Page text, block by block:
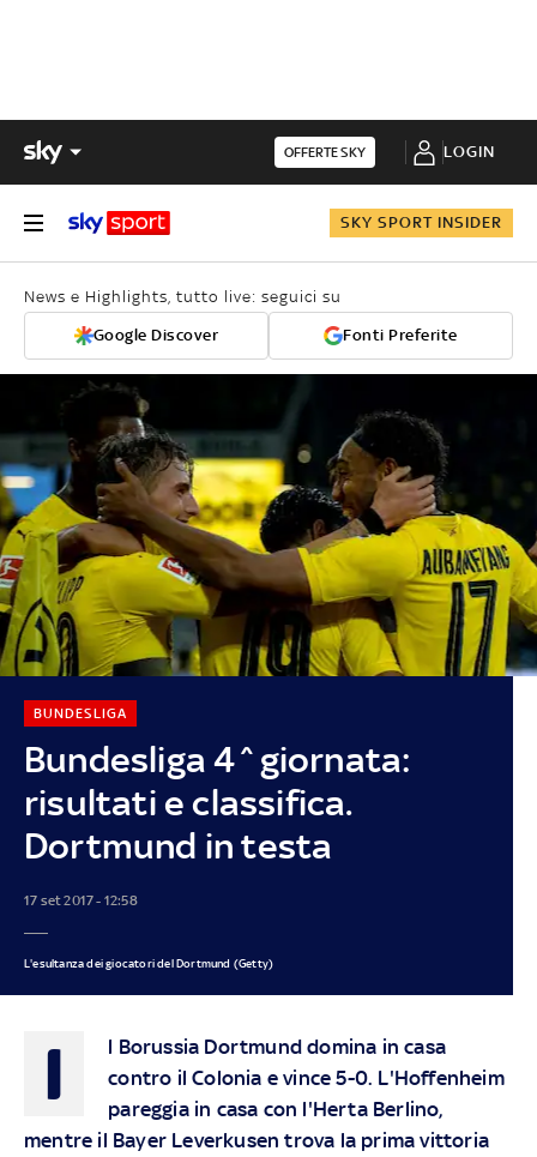
OFFERTE SKY LOGIN
SKY SPORT INSIDER
News e Highlights, tutto live: seguici su
Google Discover Fonti Preferite
Bundesliga 4^giornata:
risultati e classifica.
Dortmund in testa
BUNDESLIGA
17 set 2017 - 12:58
L'esultanza dei giocatori del Dortmund (Getty)
I
l Borussia Dortmund domina in casa
contro il Colonia e vince 5-0. L'Hoffenheim
pareggia in casa con l'Herta Berlino,
mentre il Bayer Leverkusen trova la prima vittoria